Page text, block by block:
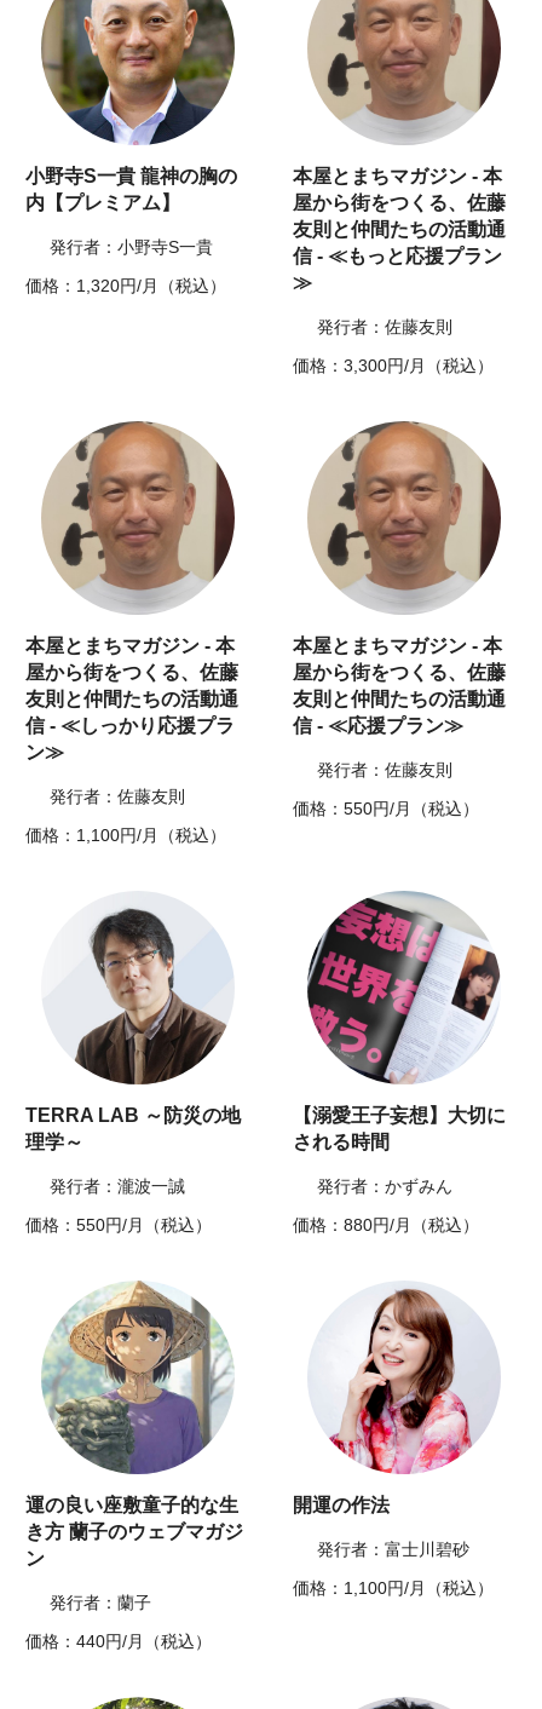
小野寺S一貴 龍神の胸の
内【プレミアム】
発行者：小野寺S一貴
価格：1,320円/月（税込）
本屋とまちマガジン - 本
屋から街をつくる、佐藤
友則と仲間たちの活動通
信 - ≪もっと応援プラン
≫
発行者：佐藤友則
価格：3,300円/月（税込）
本屋とまちマガジン - 本
屋から街をつくる、佐藤
友則と仲間たちの活動通
信 - ≪しっかり応援プラ
ン≫
発行者：佐藤友則
価格：1,100円/月（税込）
本屋とまちマガジン - 本
屋から街をつくる、佐藤
友則と仲間たちの活動通
信 - ≪応援プラン≫
発行者：佐藤友則
価格：550円/月（税込）
TERRA LAB ～防災の地
理学～
発行者：瀧波一誠
価格：550円/月（税込）
【溺愛王子妄想】大切に
される時間
発行者：かずみん
価格：880円/月（税込）
運の良い座敷童子的な生
き方 蘭子のウェブマガジ
ン
発行者：蘭子
価格：440円/月（税込）
開運の作法
発行者：富士川碧砂
価格：1,100円/月（税込）